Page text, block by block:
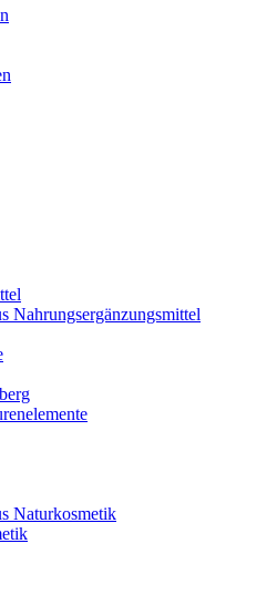
Nahrungsergänzungsmittel
Naturkosmetik